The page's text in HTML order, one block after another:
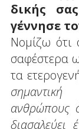
δικής
γέννησε
Νομίζω ότι
σαφέστερα
τα
ανθρώπους
διασαλεύει